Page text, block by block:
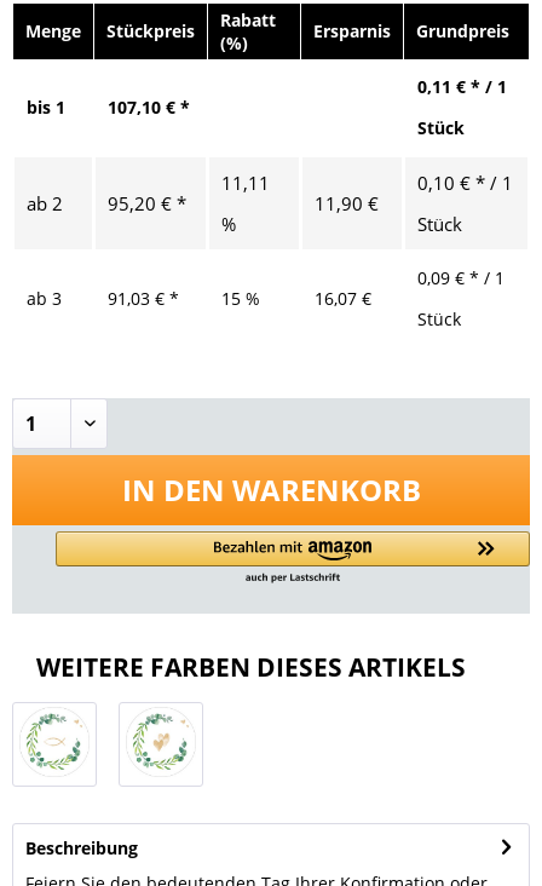
Menge
Stückpreis
Rabatt
(%)
Ersparnis Grundpreis
bis 1 107,10 € *
0,11 € * / 1
Stück
ab 2 95,20 € *
11,11
%
11,90 €
0,10 € * / 1
Stück
ab 3 91,03 € * 15 % 16,07 €
0,09 € * / 1
Stück
IN DEN WARENKORB
WEITERE FARBEN DIESES ARTIKELS
Beschreibung